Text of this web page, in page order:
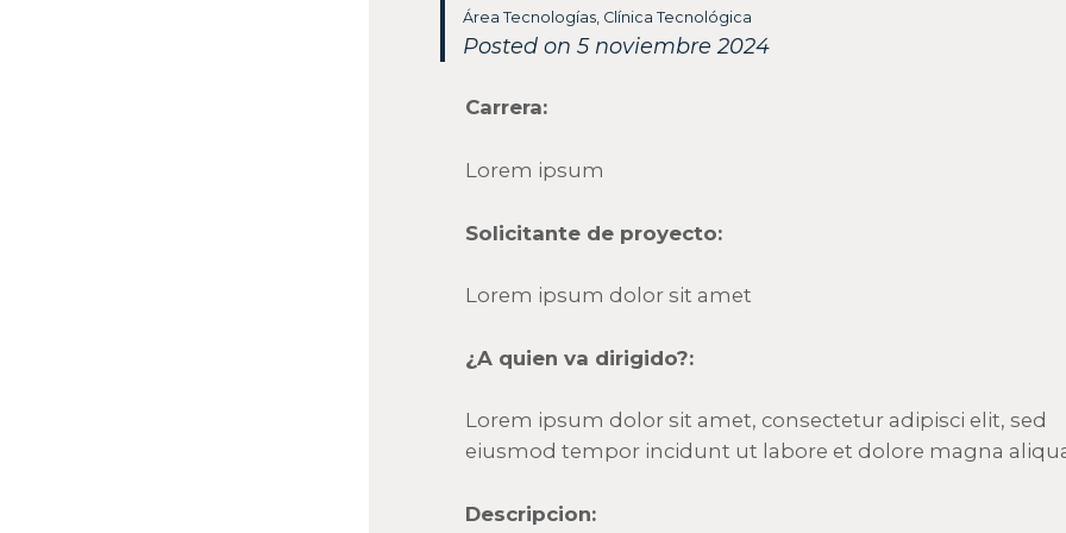
Área Tecnologías, Clínica Tecnológica
Posted on 5 noviembre 2024
Carrera:
Lorem ipsum
Solicitante de proyecto:
Lorem ipsum dolor sit amet
¿A quien va dirigido?:
Lorem ipsum dolor sit amet, consectetur adipisci elit, sed
eiusmod tempor incidunt ut labore et dolore magna
Descripcion: